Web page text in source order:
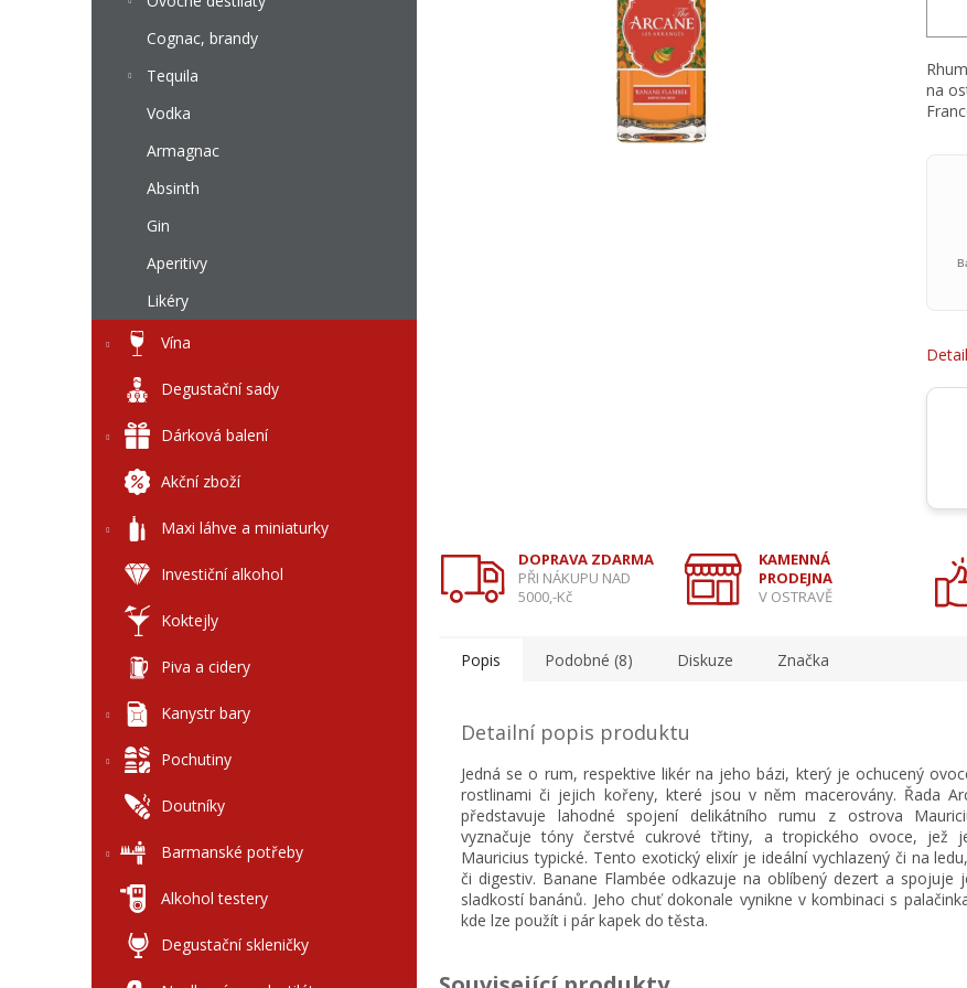
Cognac, brandy
Tequila
Vodka
Armagnac
Absinth
Gin
Aperitivy
Likéry
Vína
Degustační sady
Dárková balení
Akční zboží
Maxi láhve a miniaturky
Investiční alkohol
Koktejly
Piva a cidery
Kanystr bary
Pochutiny
Doutníky
Barmanské potřeby
Alkohol testery
Degustační skleničky
na
DOPRAVA ZDARMA
PŘI NÁKUPU NAD
5000,-Kč
KAMENNÁ
PRODEJNA
V OSTRAVĚ
Popis Podobné (8) Diskuze Značka
Detailní popis produktu
Jedná se o rum, respektive likér na jeho bázi, který je ochucený
rostlinami či jejich kořeny, které jsou v něm macerovány. Řada
představuje lahodné spojení delikátního rumu z ostrova
vyznačuje tóny čerstvé cukrové třtiny, a tropického ovoce, jež
Mauricius typické. Tento exotický elixír je ideální vychlazený či na
či digestiv. Banane Flambée odkazuje na oblíbený dezert a spojuje
sladkostí banánů. Jeho chuť dokonale vynikne v kombinaci s
kde lze použít i pár kapek do těsta.